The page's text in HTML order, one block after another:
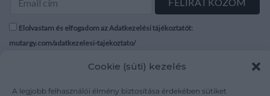
Cookie (süti) kezelés
A legjobb felhasználói élmény biztosítása érdekében sütiket
Elolvastam és elfogadom az Adatkezelési tájékoztatót:
mutargy.com/adatkezelesi-tajekoztato/
Médiaajánlat
Áraink
ÁSZF